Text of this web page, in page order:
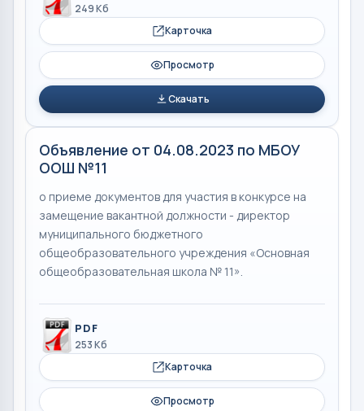
249 Кб
Карточка
Просмотр
Скачать
Объявление от 04.08.2023 по МБОУ
ООШ №11
о приеме документов для участия в конкурсе на
замещение вакантной должности - директор
муниципального бюджетного
общеобразовательного учреждения «Основная
общеобразовательная школа № 11».
PDF
253 Кб
Карточка
Просмотр